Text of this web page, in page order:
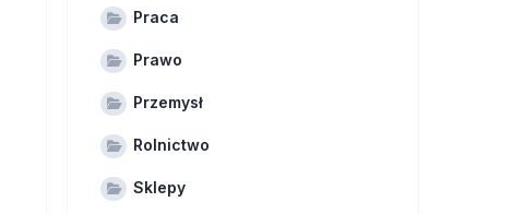
Praca
Prawo
Przemysł
Rolnictwo
Sklepy